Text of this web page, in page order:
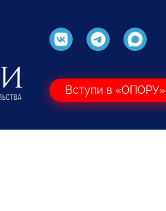
Вступи в «ОПОРУ»